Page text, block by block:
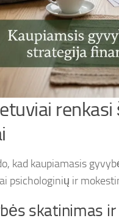
kad kaupiamasis
psichologinių ir
skatinimas